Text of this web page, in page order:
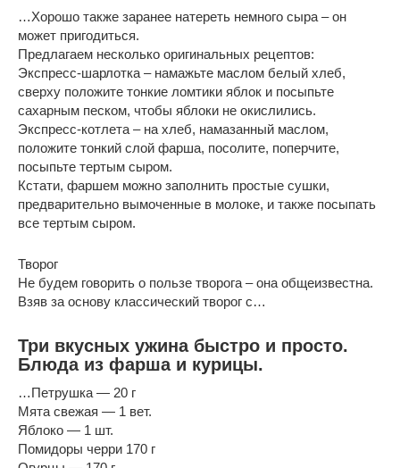
…Хорошо также заранее натереть немного сыра – он
может пригодиться.
Предлагаем несколько оригинальных рецептов:
Экспресс-шарлотка – намажьте маслом белый хлеб,
сверху положите тонкие ломтики яблок и посыпьте
сахарным песком, чтобы яблоки не окислились.
Экспресс-котлета – на хлеб, намазанный маслом,
положите тонкий слой фарша, посолите, поперчите,
посыпьте тертым сыром.
Кстати, фаршем можно заполнить простые сушки,
предварительно вымоченные в молоке, и также посыпать
все тертым сыром.
Творог
Не будем говорить о пользе творога – она общеизвестна.
Взяв за основу классический творог с…
Три вкусных ужина быстро и просто.
Блюда из фарша и курицы.
…Петрушка — 20 г
Мята свежая — 1 вет.
Яблоко — 1 шт.
Помидоры черри 170 г